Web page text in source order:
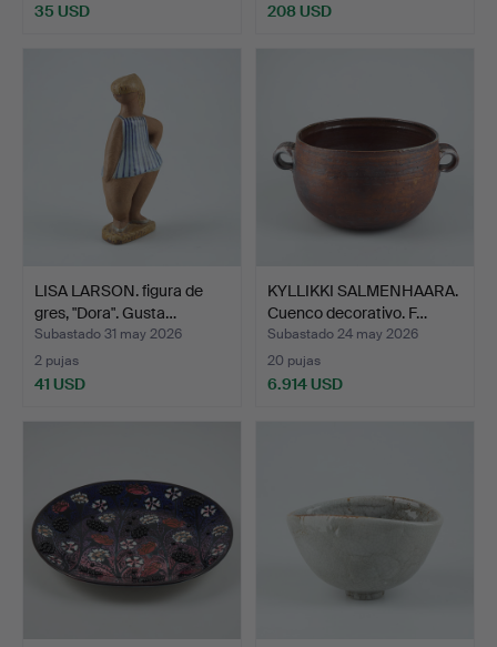
35 USD 208 USD
LISA LARSON. figura de
gres, "Dora". Gusta…
Subastado 31 may 2026
2 pujas
41 USD
KYLLIKKI SALMENHAARA.
Cuenco decorativo. F…
Subastado 24 may 2026
20 pujas
6.914 USD